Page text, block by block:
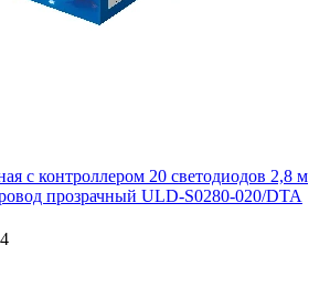
с контроллером 20 светодиодов 2,8 м
прозрачный ULD-S0280-020/DTA